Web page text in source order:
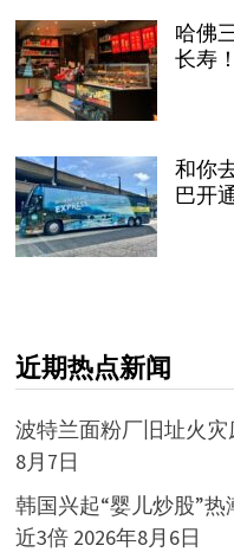
哈佛
长寿
和你
巴开
近期热点新闻
波特兰面粉厂旧址火灾
8月7日
韩国兴起“婴儿炒股”
近3倍 2026年8月6日